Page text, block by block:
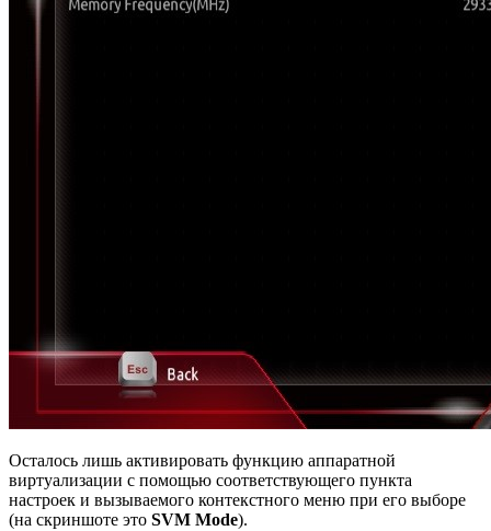
Осталось лишь активировать функцию аппаратной
виртуализации с помощью соответствующего пункта
настроек и вызываемого контекстного меню при его выборе
(на скриншоте это SVM Mode).